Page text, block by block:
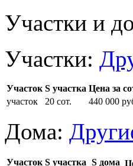
Участки и
Участки:
Участок S участка Цена за
участок
20 сот. 440 000
Дома:
Участок S участка S дома